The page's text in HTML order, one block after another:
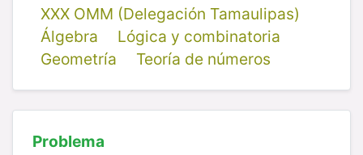
XXX OMM (Delegación Tamaulipas)
Álgebra
Lógica y combinatoria
Geometría
Teoría de números
Problema